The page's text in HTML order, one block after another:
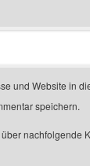
und Website in
speichern.
nachfolgende